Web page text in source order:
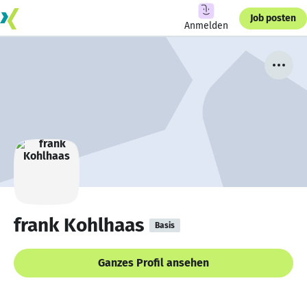
Anmelden
Job posten
frank Kohlhaas Basis
Ganzes Profil ansehen